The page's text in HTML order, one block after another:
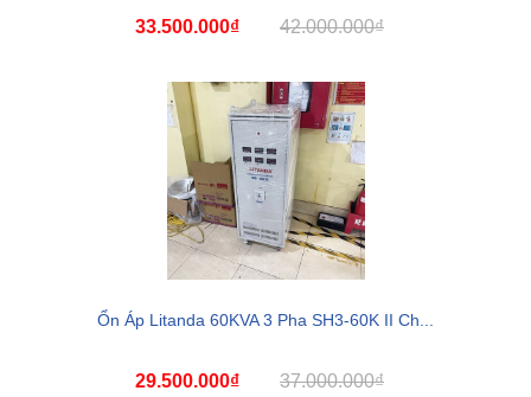
33.500.000₫ 42.000.000₫
Ổn Áp Litanda 60KVA 3 Pha SH3-60K II Ch...
29.500.000₫ 37.000.000₫